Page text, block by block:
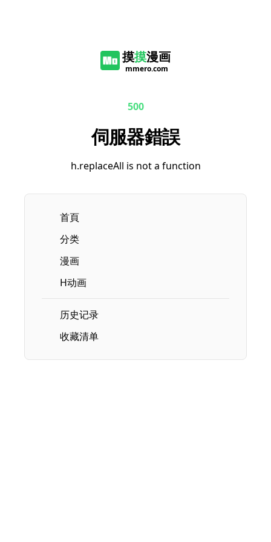
摸摸漫画
mmero.com
500
伺服器錯誤
h.replaceAll is not a function
首頁
分类
漫画
H动画
历史记录
收藏清单